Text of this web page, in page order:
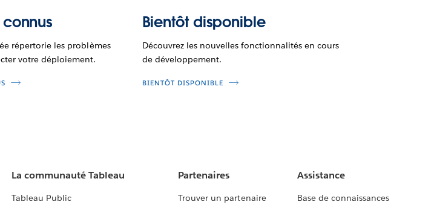
répertorie les problèmes
votre déploiement.
Bientôt disponible
Découvrez les nouvelles fonctionnalités en cours
de développement.
BIENTÔT DISPONIBLE
La communauté Tableau
Tableau Public
Partenaires
Trouver un partenaire
Assistance
Base de connaissances